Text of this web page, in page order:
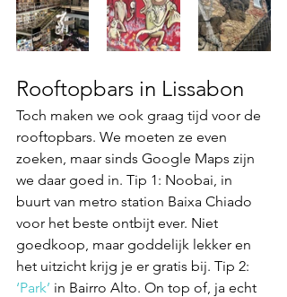
Rooftopbars in Lissabon
Toch maken we ook graag tijd voor de
rooftopbars. We moeten ze even
zoeken, maar sinds Google Maps zijn
we daar goed in. Tip 1: Noobai, in
buurt van metro station Baixa Chiado
voor het beste ontbijt ever. Niet
goedkoop, maar goddelijk lekker en
het uitzicht krijg je er gratis bij. Tip 2:
‘Park’ in Bairro Alto. On top of, ja echt